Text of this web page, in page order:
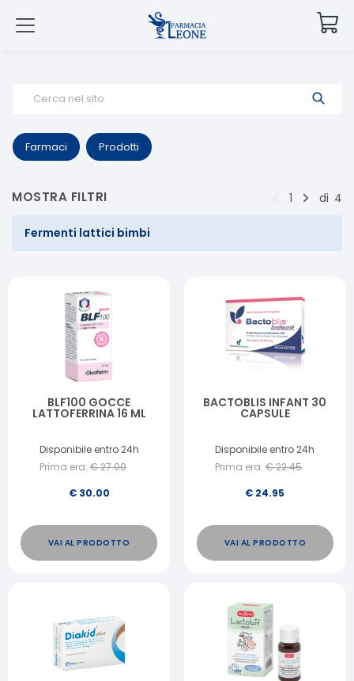
Cerca nel sito
Farmaci Prodotti
MOSTRA FILTRI 1 di 4
Fermenti lattici bimbi
BLF100 GOCCE
LATTOFERRINA 16 ML
Disponibile entro 24h
Prima era: €27.00
€ 30.00
VAI AL PRODOTTO
BACTOBLIS INFANT 30
CAPSULE
Disponibile entro 24h
Prima era: €22.45
€ 24.95
VAI AL PRODOTTO